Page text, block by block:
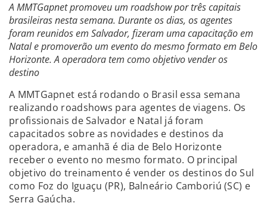
A MMTGapnet promoveu um roadshow por três capitais
brasileiras nesta semana. Durante os dias, os agentes
foram reunidos em Salvador, fizeram uma capacitação em
Natal e promoverão um evento do mesmo formato em Belo
Horizonte. A operadora tem como objetivo vender os
destino
A MMTGapnet está rodando o Brasil essa semana
realizando roadshows para agentes de viagens. Os
profissionais de Salvador e Natal já foram
capacitados sobre as novidades e destinos da
operadora, e amanhã é dia de Belo Horizonte
receber o evento no mesmo formato. O principal
objetivo do treinamento é vender os destinos do Sul
como Foz do Iguaçu (PR), Balneário Camboriú (SC) e
Serra Gaúcha.